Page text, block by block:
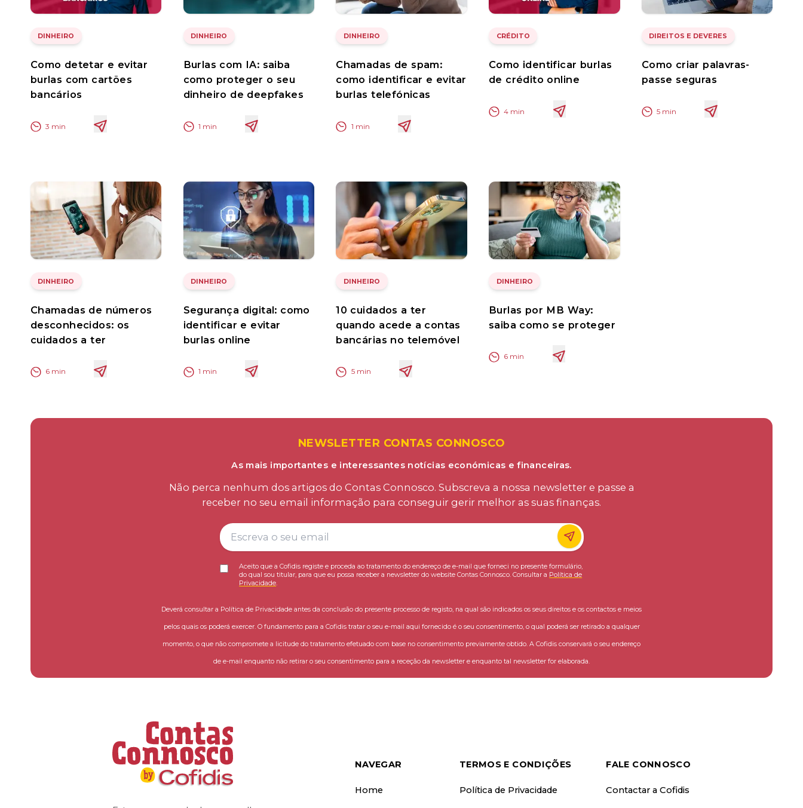
DINHEIRO
Como detetar e evitar
burlas com cartões
bancários
3 min
DINHEIRO
Burlas com IA: saiba
como proteger o seu
dinheiro de deepfakes
1 min
DINHEIRO
Chamadas de spam:
como identificar e evitar
burlas telefónicas
1 min
CRÉDITO
Como identificar burlas
de crédito online
4 min
DIREITOS E DEVERES
Como criar palavras-
passe seguras
5 min
DINHEIRO
Chamadas de números
desconhecidos: os
cuidados a ter
6 min
DINHEIRO
Segurança digital: como
identificar e evitar
burlas online
1 min
DINHEIRO
10 cuidados a ter
quando acede a contas
bancárias no telemóvel
5min
DINHEIRO
Burlas por MB Way:
saiba como se proteger
6 min
NEWSLETTER CONTAS CONNOSCO
As mais importantes e interessantes notícias económicas e financeiras.
Não perca nenhum dos artigos do Contas Connosco. Subscreva a nossa newsletter e passe a
receber no seu email informação para conseguir gerir melhor as suas finanças.
Aceito que a Cofidis registe e proceda ao tratamento do endereço de e-mail que forneci no presente formulário,
do qual sou titular, para que eu possa receber a newsletter do website Contas Connosco. Consultar a Política de
Privacidade.
Deverá consultar a Política de Privacidade antes da conclusão do presente processo de registo, na qual são indicados os seus direitos e os contactos e meios
pelos quais os poderá exercer. O fundamento para a Cofidis tratar o seu e-mail aqui fornecido é o seu consentimento, o qual poderá ser retirado a qualquer
momento, o que não compromete a licitude do tratamento efetuado com base no consentimento previamente obtido. A Cofidis conservará o seu endereço
de e-mail enquanto não retirar o seu consentimento para a receção da newsletter e enquanto tal newsletter for elaborada.
NAVEGAR
Home
TERMOS E CONDIÇÕES
Política de Privacidade
FALE CONNOSCO
Contactar a Cofidis